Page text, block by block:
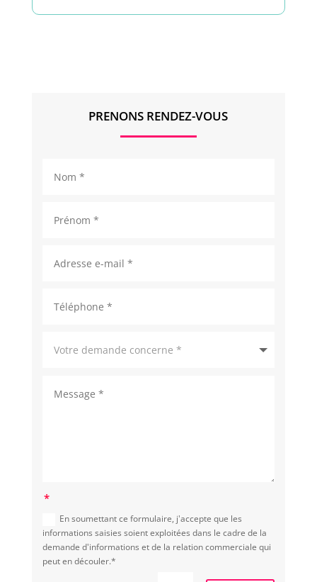
PRENONS RENDEZ-VOUS
En soumettant ce formulaire, j'accepte que les
informations saisies soient exploitées dans le cadre de la
demande d'informations et de la relation commerciale qui
peut en découler.*